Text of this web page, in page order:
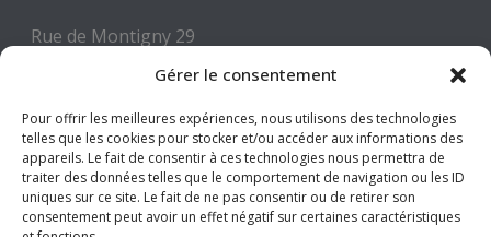
Gérer le consentement
Pour offrir les meilleures expériences, nous utilisons des technologies
telles que les cookies pour stocker et/ou accéder aux informations des
appareils. Le fait de consentir à ces technologies nous permettra de
traiter des données telles que le comportement de navigation ou les ID
uniques sur ce site. Le fait de ne pas consentir ou de retirer son
consentement peut avoir un effet négatif sur certaines caractéristiques
Rue de Montigny 29
6000 CHARLEROI
Tél: +32 71 300 300
Mail: info@espace-environnement.be
TVA BE 0416.116.340